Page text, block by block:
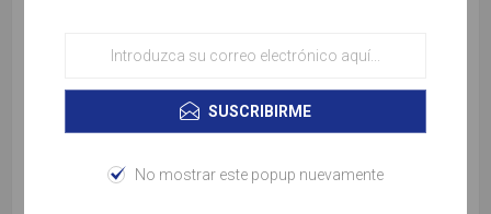
• Ushuaia
• Islas Malvinas
• Montevideo
• Buenos Aires
SUSCRIBIRME
No mostrar este popup nuevamente